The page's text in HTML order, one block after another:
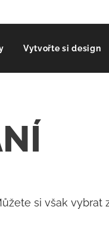
Vytvořte si design
si však vybrat